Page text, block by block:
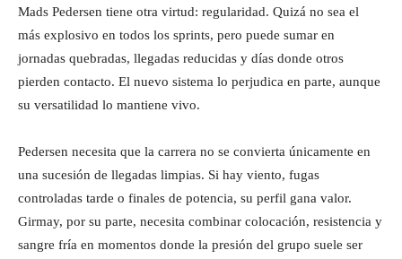
Mads Pedersen tiene otra virtud: regularidad. Quizá no sea el
más explosivo en todos los sprints, pero puede sumar en
jornadas quebradas, llegadas reducidas y días donde otros
pierden contacto. El nuevo sistema lo perjudica en parte, aunque
su versatilidad lo mantiene vivo.
Pedersen necesita que la carrera no se convierta únicamente en
una sucesión de llegadas limpias. Si hay viento, fugas
controladas tarde o finales de potencia, su perfil gana valor.
Girmay, por su parte, necesita combinar colocación, resistencia y
sangre fría en momentos donde la presión del grupo suele ser